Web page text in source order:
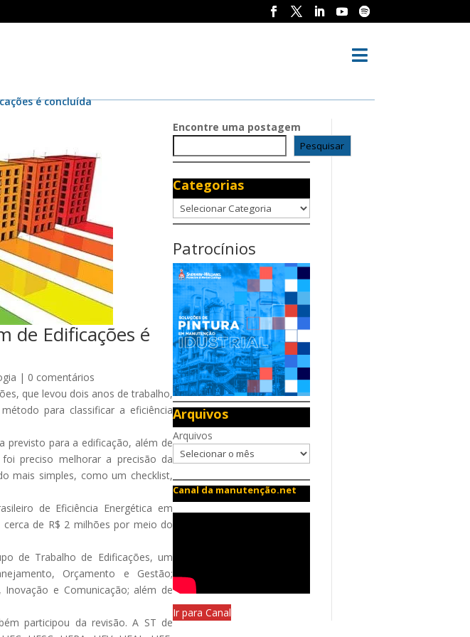

é concluída
de Edificações é
| 0 comentários
que levou dois anos de trabalho,
para classificar a eficiência
previsto para a edificação, além de
preciso melhorar a precisão da
mais simples, como um checklist,
de Eficiência Energética em
cerca de R$ 2 milhões por meio do
de Trabalho de Edificações, um
Orçamento e Gestão;
Inovação e Comunicação; além de
participou da revisão. A ST de
Encontre uma postagem
Pesquisar
Categorias
Categorias
Patrocínios
Arquivos
Arquivos
Canal da manutenção.net
Ir para Canal